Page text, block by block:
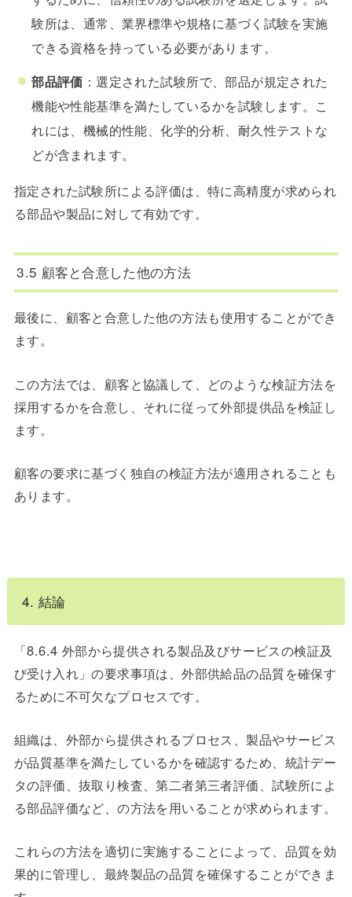
験所は、通常、業界標準や規格に基づく試験を実施
できる資格を持っている必要があります。
部品評価 ：選定された試験所で、部品が規定された
機能や性能基準を満たしているかを試験します。こ
れには、機械的性能、化学的分析、耐久性テストな
どが含まれます。
指定された試験所による評価は、特に高精度が求められ
る部品や製品に対して有効です。
3.5 顧客と合意した他の方法
最後に、 顧客と合意した他の方法も使用することができ
ます。
この方法では、顧客と協議して、どのような検証方法を
採用するかを合意し、それに従って外部提供品を検証し
ます。
顧客の要求に基づく独自の検証方法が適用されることも
あります。
4. 結論
「8.6.4 外部から提供される製品及びサービスの検証及
び受け入れ」の要求事項は、外部供給品の品質を確保す
るために不可欠なプロセスです。
組織は、外部から提供されるプロセス、製品やサービス
が品質基準を満たしているかを確認するため、統計デー
タの評価、抜取り検査、第二者第三者評価、試験所によ
る部品評価など、の方法を用いることが求められます。
これらの方法を適切に実施することによって、品質を効
果的に管理し、最終製品の品質を確保することができま